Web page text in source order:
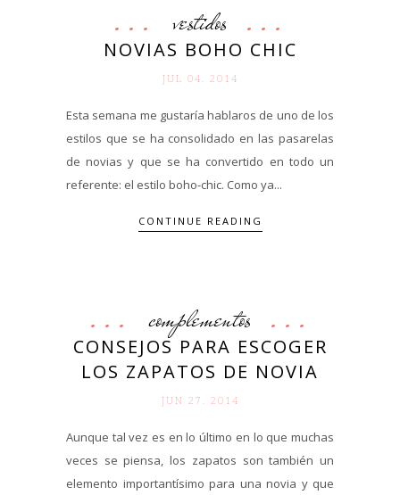
vestidos
NOVIAS BOHO CHIC
JUL 04. 2014
Esta semana me gustaría hablaros de uno de los
estilos que se ha consolidado en las pasarelas
de novias y que se ha convertido en todo un
referente: el estilo boho-chic. Como ya...
CONTINUE READING
complementos
CONSEJOS PARA ESCOGER
LOS ZAPATOS DE NOVIA
JUN 27. 2014
Aunque tal vez es en lo último en lo que muchas
veces se piensa, los zapatos son también un
elemento importantísimo para una novia y que